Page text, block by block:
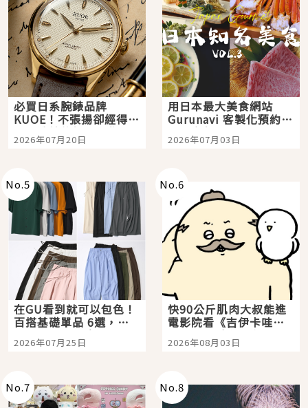
必買日系腕錶品牌
KUOE！不張揚卻經得起
時間洗鍊的經典之作五
選
2026年07月20日
用日本最大美食網站
Gurunavi 客製化預約九
大都市餐廳，打造專屬
美食體驗！
2026年07月03日
No.5
在GU看到就可以包色！
百搭基礎單品 6選，閉
眼全收也不心疼
2026年07月25日
No.6
快90公斤肌肉大叔能進
電影院看《吉伊卡哇》
嗎？日本重金屬樂團
「打首」會長與nagano
2026年08月03日
No.7 No.8